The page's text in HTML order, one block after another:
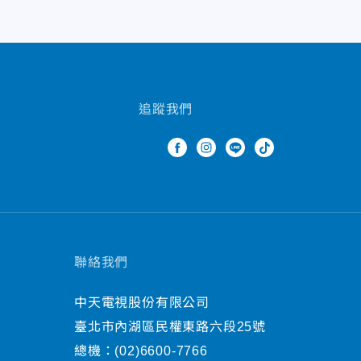
追蹤我們
聯絡我們
中天電視股份有限公司
臺北市內湖區民權東路六段25號
總機： (02)6600-7766